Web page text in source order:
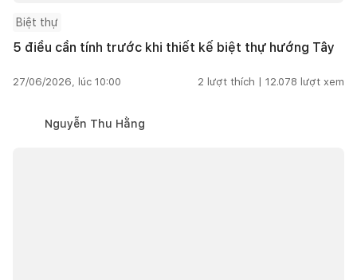
Biệt thự
5 điều cần tính trước khi thiết kế biệt thự hướng Tây
27/06/2026, lúc 10:00 2 lượt thích | 12.078 lượt xem
Nguyễn Thu Hằng